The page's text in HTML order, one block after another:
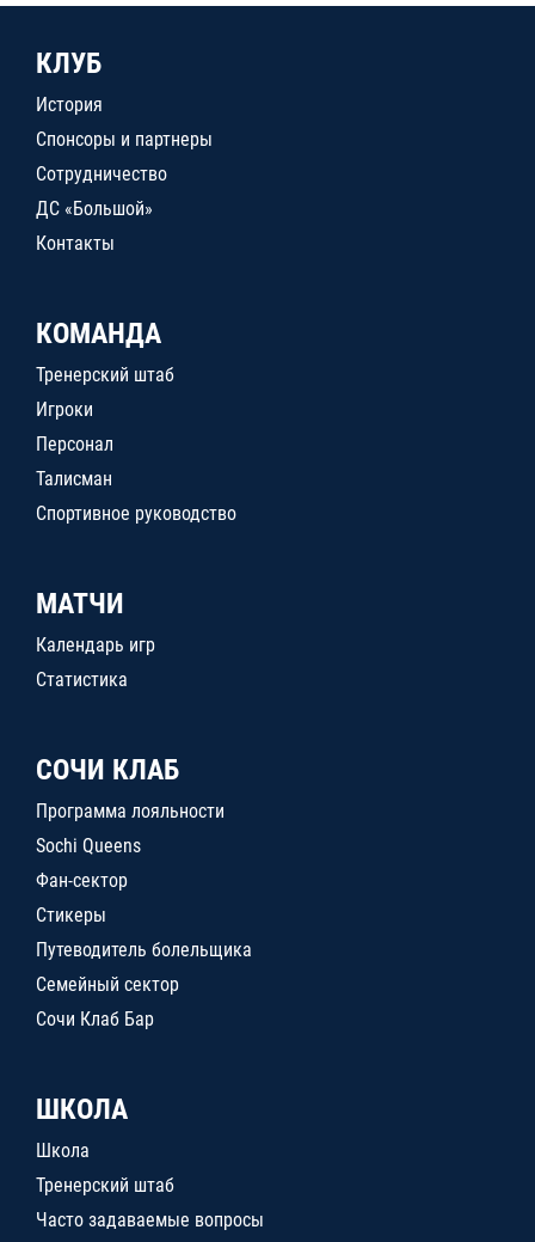
КЛУБ
История
Спонсоры и партнеры
Сотрудничество
ДС «Большой»
Контакты
КОМАНДА
Тренерский штаб
Игроки
Персонал
Талисман
Спортивное руководство
МАТЧИ
Календарь игр
Статистика
СОЧИ КЛАБ
Программа лояльности
Sochi Queens
Фан-сектор
Стикеры
Путеводитель болельщика
Семейный сектор
Сочи Клаб Бар
ШКОЛА
Школа
Тренерский штаб
Часто задаваемые вопросы